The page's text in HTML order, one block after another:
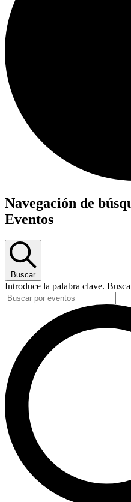
Eventos
Navegación de
Eventos
Buscar
Introduce la palabra clave.